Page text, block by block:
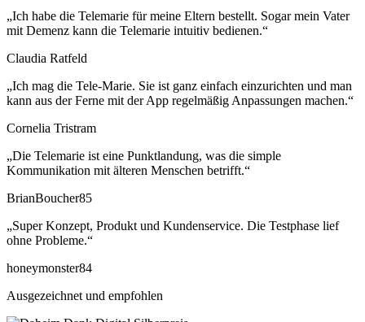
„Ich habe die Telemarie für meine Eltern bestellt. Sogar mein Vater
mit Demenz kann die Telemarie intuitiv bedienen.“
Claudia Ratfeld
„Ich mag die Tele-Marie. Sie ist ganz einfach einzurichten und man
kann aus der Ferne mit der App regelmäßig Anpassungen machen.“
Cornelia Tristram
„Die Telemarie ist eine Punktlandung, was die simple
Kommunikation mit älteren Menschen betrifft.“
BrianBoucher85
„Super Konzept, Produkt und Kundenservice. Die Testphase lief
ohne Probleme.“
honeymonster84
Ausgezeichnet und empfohlen